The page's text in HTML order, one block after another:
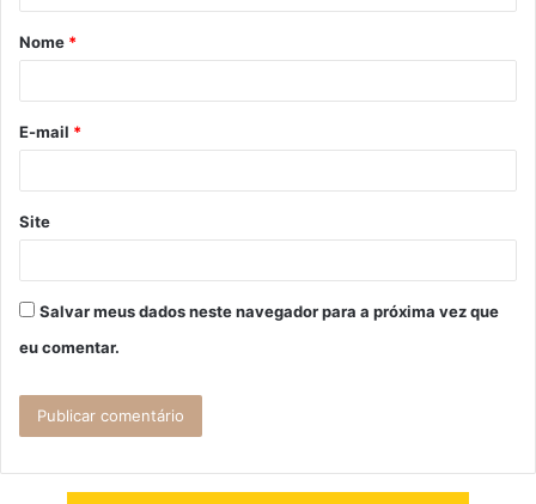
á
r
*
Nome *
E-mail *
Site
Salvar meus dados neste navegador para a próxima vez que
eu comentar.